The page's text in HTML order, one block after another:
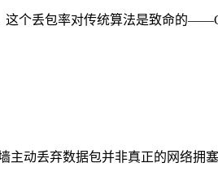
这个丢包率对传统算法是致命的
主动丢弃数据包并非真正的网络